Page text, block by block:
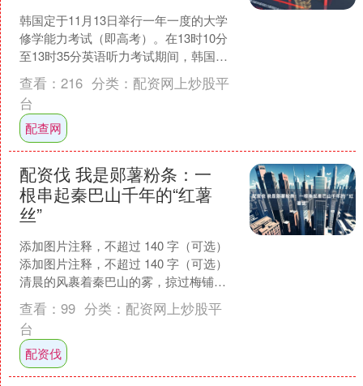
韩国定于11月13日举行一年一度的大学
修学能力考试（即高考）。在13时10分
至13时35分英语听力考试期间，韩国全
境将暂停飞机和直升机起降，以减少噪
音干扰。涉及....
查看： 216 分类： 配资网上炒股平
台
配查网
配资伐 我是郧薯粉条：一
根串起秦巴山千年的“红薯
丝”
添加图片注释，不超过 140 字（可选）
添加图片注释，不超过 140 字（可选）
清晨的风裹着秦巴山的雾，掠过梅铺镇
的红薯地，我听见农户的竹篓里传来同
伴的笑声....
查看： 99 分类： 配资网上炒股平
台
配资伐